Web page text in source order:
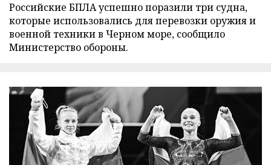
Российские БПЛА успешно поразили три судна,
которые использовались для перевозки оружия и
военной техники в Черном море, сообщило
Министерство обороны.